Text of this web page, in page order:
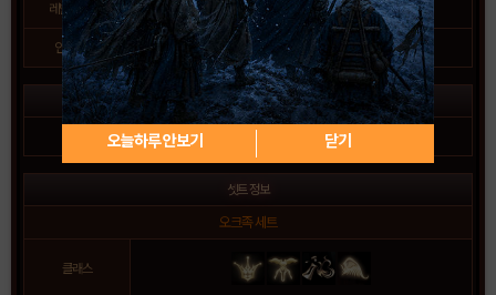
레벨 제한 - 손상 여부 -
인챈트 +4까지 안전하게 가능
아이템 설명
셋트 정보
오크족 세트
클래스
오늘하루 안보기 닫기